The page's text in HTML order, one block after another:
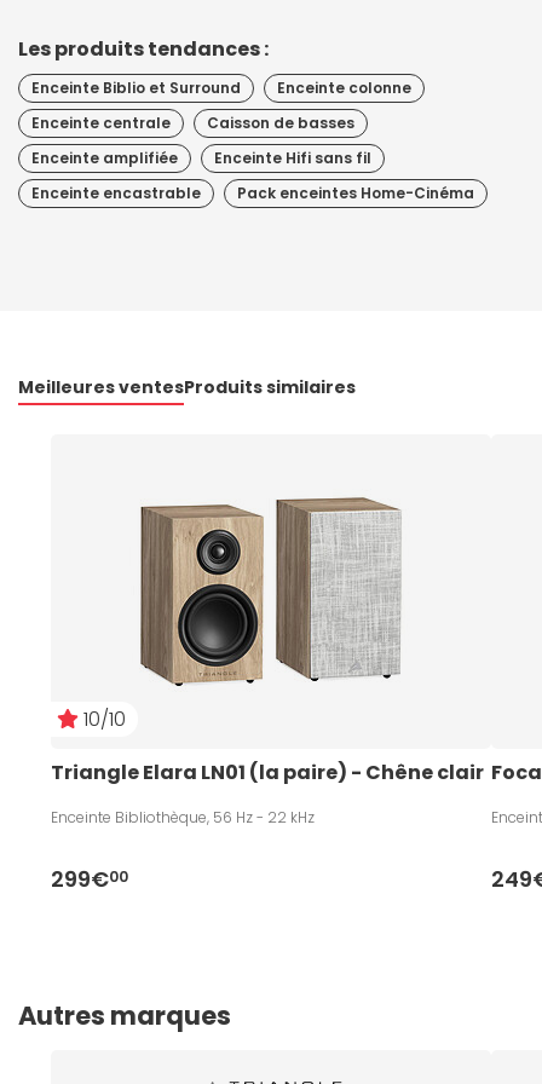
Les produits tendances :
Enceinte Biblio et Surround
Enceinte colonne
Enceinte centrale
Caisson de basses
Enceinte amplifiée
Enceinte Hifi sans fil
Enceinte encastrable
Pack enceintes Home-Cinéma
Meilleures ventesProduits similaires
10/10
Triangle Elara LN01 (la paire) - Chêne clair
Enceinte Bibliothèque, 56 Hz - 22 kHz
299€00
Autres marques